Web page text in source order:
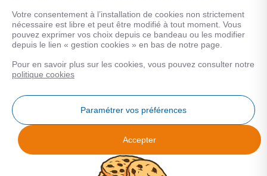
MENTIONS LEGALES
Données personnelles
COOKIES
Analyse des performances
© 2026 Facilogi - Solutions en stratégie et intelligence immobilière
Votre consentement à l’installation de cookies non strictement
nécessaire est libre et peut être modifié à tout moment. Vous
pouvez exprimer vos choix depuis ce bandeau ou les modifier
depuis le lien « gestion cookies » en bas de notre page.
Pour en savoir plus sur les cookies, vous pouvez consulter notre
politique cookies
Paramétrer vos préférences
Accepter